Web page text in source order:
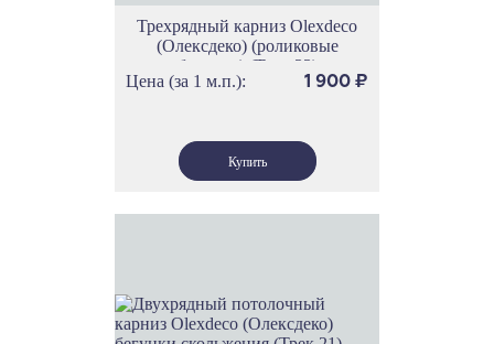
Трехрядный карниз Olexdeco
(Олексдеко) (роликовые
бегунки) (Трек 33)
Цена (за 1 м.п.):
1 900 ₽